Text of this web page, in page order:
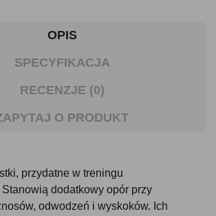
OPIS
SPECYFIKACJA
RECENZJE (0)
O PRODUKT
przydatne w treningu
dodatkowy opór przy
odwodzeń i wyskoków. Ich